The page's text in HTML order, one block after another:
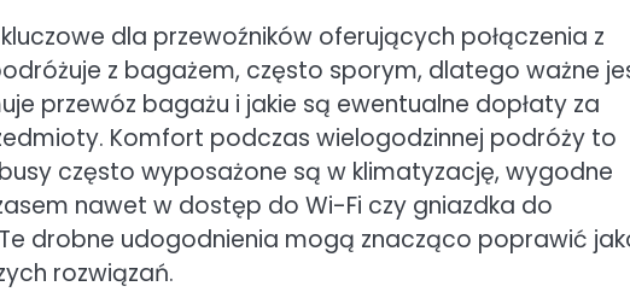
dla przewoźników oferujących połączenia z
z bagażem, często sporym, dlatego ważne
przewóz bagażu i jakie są ewentualne dopłaty za
Komfort podczas wielogodzinnej podróży to
często wyposażone są w klimatyzację, wygodne
nawet w dostęp do Wi-Fi czy gniazdka do
drobne udogodnienia mogą znacząco poprawić
rozwiązań.